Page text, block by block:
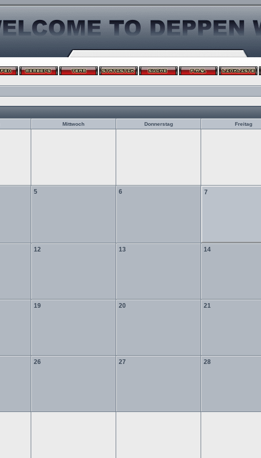
Mittwoch Donnerstag Freitag
5 6 7
12 13 14
19 20 21
26 27 28